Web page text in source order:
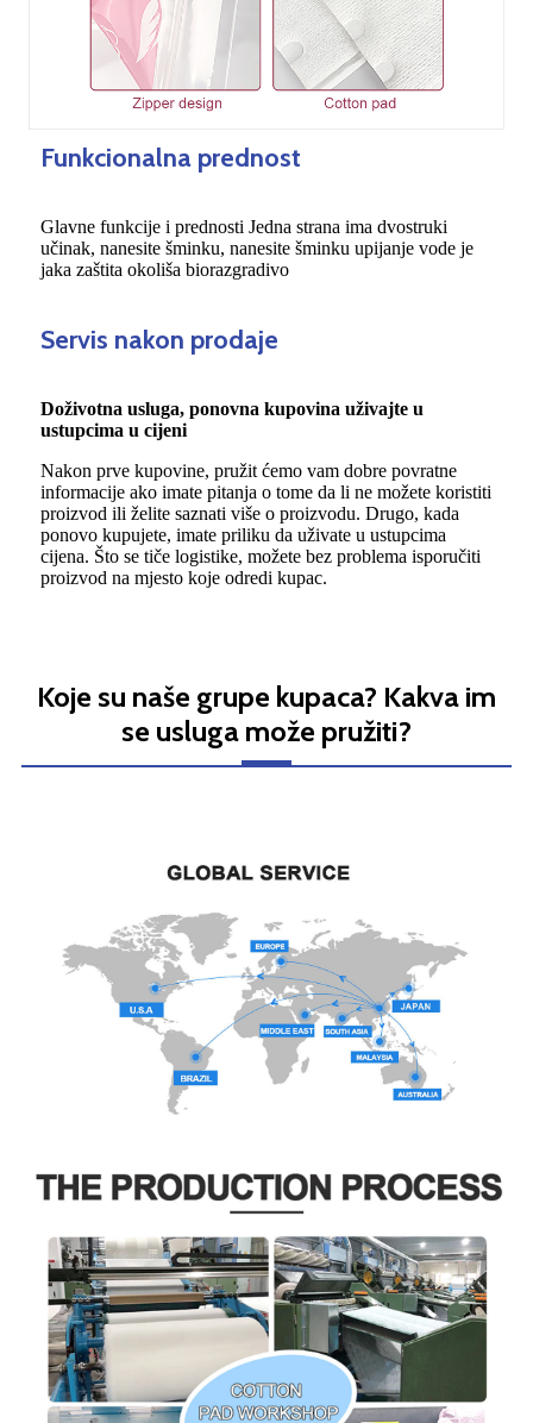
Funkcionalna prednost
Glavne funkcije i prednosti Jedna strana ima dvostruki
učinak, nanesite šminku, nanesite šminku upijanje vode je
jaka zaštita okoliša biorazgradivo
Servis nakon prodaje
Doživotna usluga, ponovna kupovina uživajte u
ustupcima u cijeni
Nakon prve kupovine, pružit ćemo vam dobre povratne
informacije ako imate pitanja o tome da li ne možete koristiti
proizvod ili želite saznati više o proizvodu. Drugo, kada
ponovo kupujete, imate priliku da uživate u ustupcima
cijena. Što se tiče logistike, možete bez problema isporučiti
proizvod na mjesto koje odredi kupac.
Koje su naše grupe kupaca? Kakva im
se usluga može pružiti?